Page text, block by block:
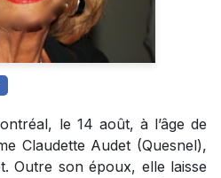
le 14 août, à l’âge de
Claudette Audet (Quesnel),
Outre son époux, elle laisse